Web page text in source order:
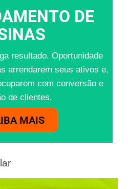
DE
resultado. Oportunidade
arrendarem seus ativos e,
com conversão e
de clientes.
MAIS